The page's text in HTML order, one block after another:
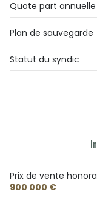
Quote part
Plan de sauvegarde
Statut du syndic
Prix de vente
900 000 €